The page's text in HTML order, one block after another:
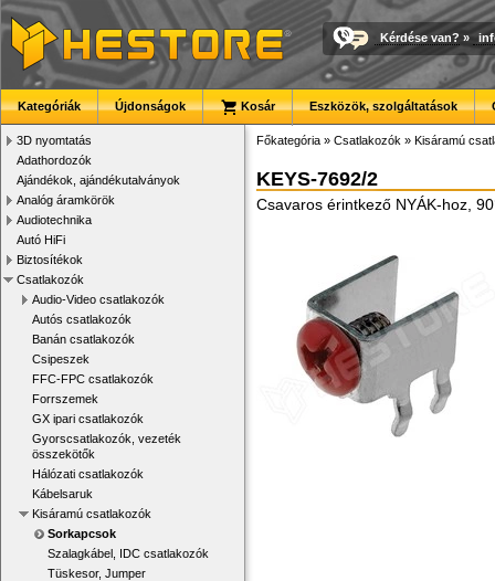
Kérdése van? »
Kategóriák Újdonságok Kosár Eszközök, szolgáltatások
3D nyomtatás
Adathordozók
Ajándékok, ajándékutalványok
Analóg áramkörök
Audiotechnika
Autó HiFi
Biztosítékok
Csatlakozók
Audio-Video csatlakozók
Autós csatlakozók
Banán csatlakozók
Csipeszek
FFC-FPC csatlakozók
Forrszemek
GX ipari csatlakozók
Gyorscsatlakozók, vezeték
összekötők
Hálózati csatlakozók
Kábelsaruk
Kisáramú csatlakozók
Sorkapcsok
Szalagkábel, IDC csatlakozók
Tüskesor, Jumper
Főkategória » Csatlakozók » Kisáramú
KEYS-7692/2
Csavaros érintkező NYÁK-hoz,